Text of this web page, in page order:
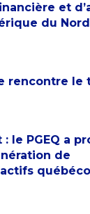
et
du Nord
rencontre le
: le PGEQ a
de